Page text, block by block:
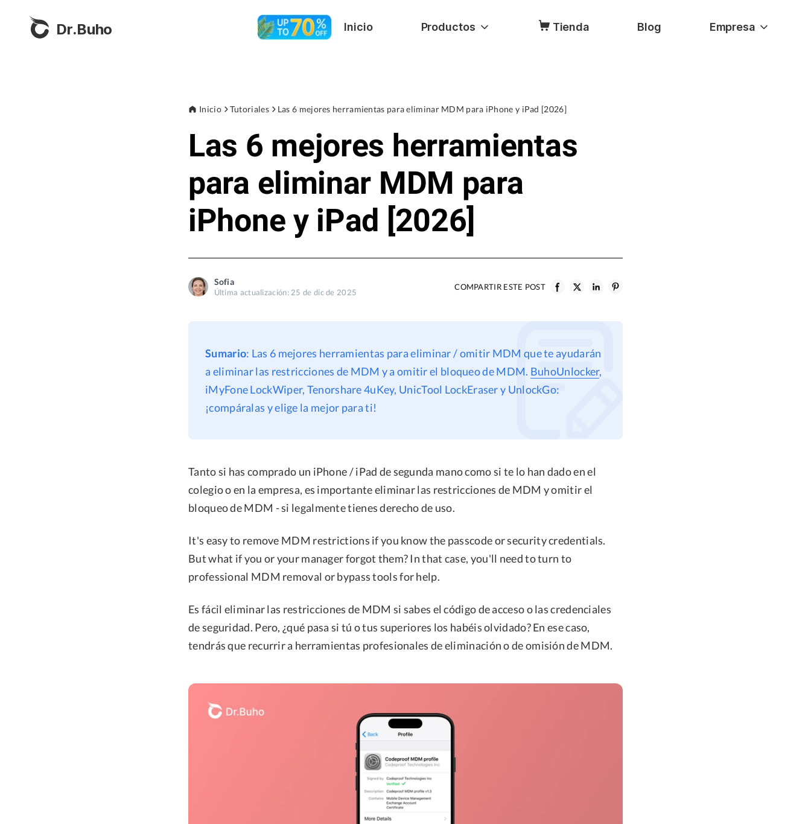
Dr.Buho Inicio Productos Tienda Blog Empresa
Inicio Tutoriales Las 6 mejores herramientas para eliminar MDM para iPhone y iPad [2026]
Las 6 mejores herramientas
para eliminar MDM para
iPhone y iPad [2026]
Sofia
Última actualización: 25 de dic de 2025
COMPARTIR ESTE POST
Sumario: Las 6 mejores herramientas para eliminar / omitir MDM que te ayudarán
a eliminar las restricciones de MDM y a omitir el bloqueo de MDM. BuhoUnlocker,
iMyFone LockWiper, Tenorshare 4uKey, UnicTool LockEraser y UnlockGo:
¡compáralas y elige la mejor para ti!
Tanto si has comprado un iPhone / iPad de segunda mano como si te lo han dado en el
colegio o en la empresa, es importante eliminar las restricciones de MDM y omitir el
bloqueo de MDM - si legalmente tienes derecho de uso.
It's easy to remove MDM restrictions if you know the passcode or security credentials.
But what if you or your manager forgot them? In that case, you'll need to turn to
professional MDM removal or bypass tools for help.
Es fácil eliminar las restricciones de MDM si sabes el código de acceso o las credenciales
de seguridad. Pero, ¿qué pasa si tú o tus superiores los habéis olvidado? En ese caso,
tendrás que recurrir a herramientas profesionales de eliminación o de omisión de MDM.